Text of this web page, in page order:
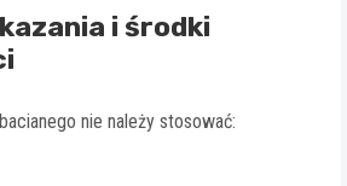
i środki
nie należy stosować: